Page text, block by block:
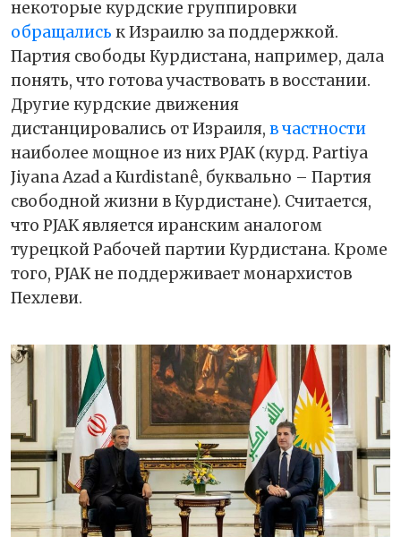
некоторые курдские группировки
обращались к Израилю за поддержкой.
Партия свободы Курдистана, например, дала
понять, что готова участвовать в восстании.
Другие курдские движения
дистанцировались от Израиля, в частности
наиболее мощное из них PJAK (курд. Partiya
Jiyana Azad a Kurdistanê, буквально – Партия
свободной жизни в Курдистане). Считается,
что PJAKявляется иранским аналогом
турецкой Рабочей партии Курдистана. Кроме
того, PJAK не поддерживает монархистов
Пехлеви.